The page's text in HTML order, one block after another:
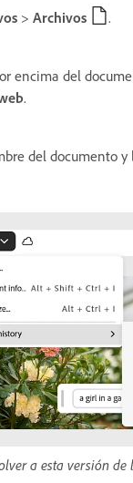
> Archivos .
encima del
.
del documento y
a esta versión de